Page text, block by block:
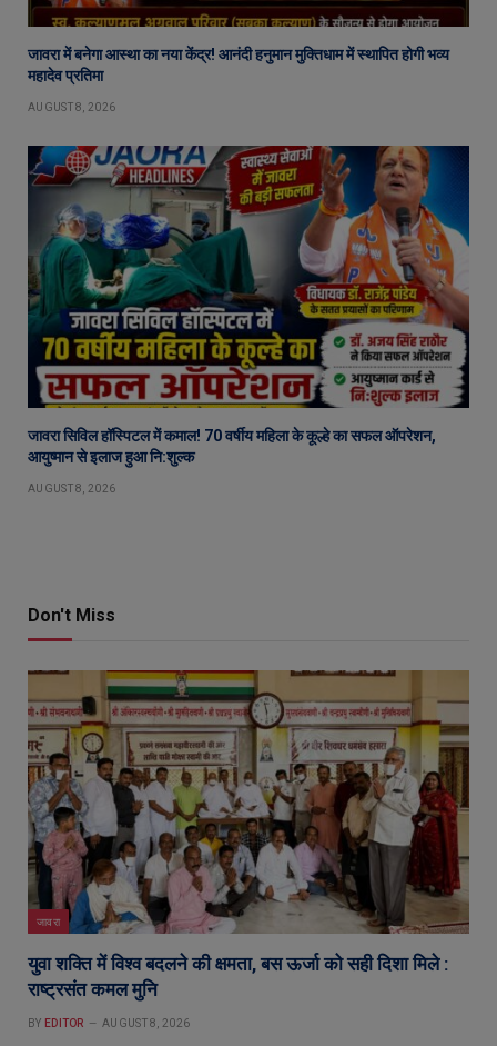
जावरा में बनेगा आस्था का नया केंद्र! आनंदी हनुमान मुक्तिधाम में स्थापित होगी भव्य
महादेव प्रतिमा
AUGUST 8, 2026
जावरा सिविल हॉस्पिटल में कमाल! 70 वर्षीय महिला के कूल्हे का सफल ऑपरेशन,
आयुष्मान से इलाज हुआ नि:शुल्क
AUGUST 8, 2026
Don't Miss
जावरा
युवा शक्ति में विश्व बदलने की क्षमता, बस ऊर्जा को सही दिशा मिले :
राष्ट्रसंत कमल मुनि
BY EDITOR AUGUST 8, 2026